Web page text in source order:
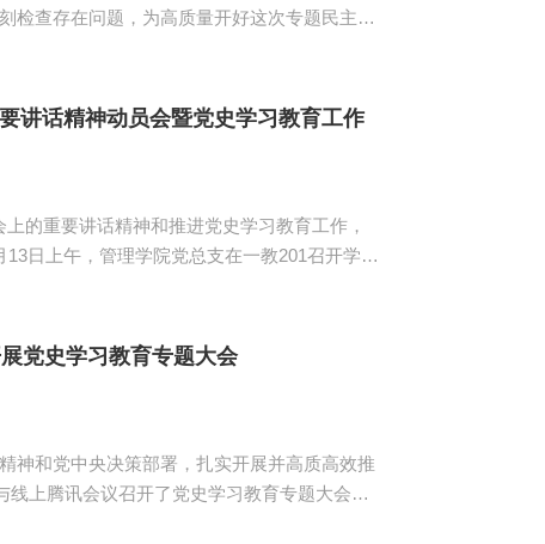
检查存在问题，为高质量开好这次专题民主生
，...
讲话精神动员会暨党史学习教育工作
重要讲话精神和推进党史学习教育工作，
13日上午，管理学院党总支在一教201召开学习
党史学习教育专题大会
和党中央决策部署，扎实开展并高质高效推
上腾讯会议召开了党史学习教育专题大会。